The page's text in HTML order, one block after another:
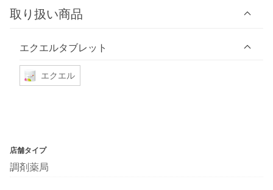
取り扱い商品
エクエルタブレット
エクエル
店舗タイプ
調剤薬局